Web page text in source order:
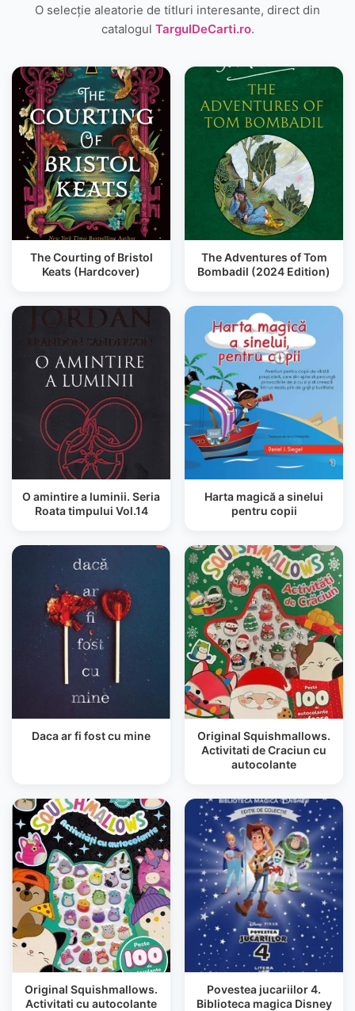
O selecție aleatorie de titluri interesante, direct din
catalogul TargulDeCarti.ro.
The Courting of Bristol
Keats (Hardcover)
The Adventures of Tom
Bombadil (2024 Edition)
O amintire a luminii. Seria
Roata timpului Vol.14
Harta magică a sinelui
pentru copii
Daca ar fi fost cu mine
Original Squishmallows.
Activitati de Craciun cu
autocolante
Original Squishmallows.
Activitati cu autocolante
Povestea jucariilor 4.
Biblioteca magica Disney